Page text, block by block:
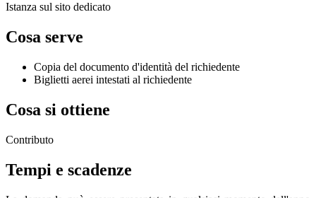
Istanza sul sito dedicato
Cosa serve
Copia del documento d'identità del richiedente
Biglietti aerei intestati al richiedente
Cosa si ottiene
Contributo
Tempi e scadenze